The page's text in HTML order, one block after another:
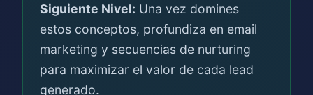
Siguiente Nivel: Una vez domines
estos conceptos, profundiza en email
marketing y secuencias de nurturing
para maximizar el valor de cada lead
generado.